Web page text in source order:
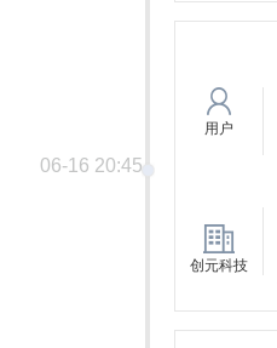
06-16 20:45
用户
创元科技